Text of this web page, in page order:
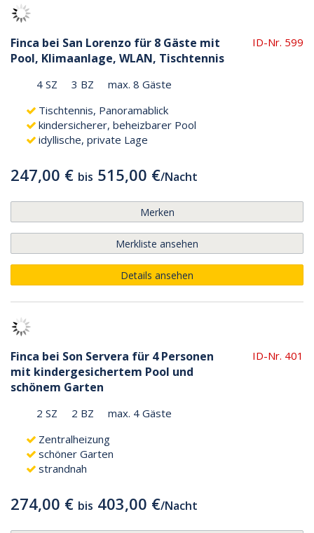
Finca bei San Lorenzo für 8 Gäste mit
Pool, Klimaanlage, WLAN, Tischtennis
ID-Nr. 599
4 SZ 3 BZ
max. 8 Gäste
Tischtennis, Panoramablick
kindersicherer, beheizbarer Pool
idyllische, private Lage
247,00 € bis 515,00 €/Nacht
Merken
Merkliste ansehen
Details ansehen
Finca bei Son Servera für 4 Personen
mit kindergesichertem Pool und
schönem Garten
ID-Nr. 401
2 SZ 2 BZ
max. 4 Gäste
Zentralheizung
schöner Garten
strandnah
274,00 € bis 403,00 €/Nacht